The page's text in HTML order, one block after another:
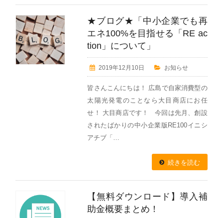
★ブログ★「中小企業でも再
エネ100%を目指せる「RE ac
tion」について」
2019年12月10日 お知らせ
皆さんこんにちは！ 広島で自家消費型の
太陽光発電のことなら大目商店にお任
せ！ 大目商店です！ 今回は先月、創設
されたばかりの中小企業版RE100イニシ
アチブ「…
続きを読む
【無料ダウンロード】導入補
助金概要まとめ！